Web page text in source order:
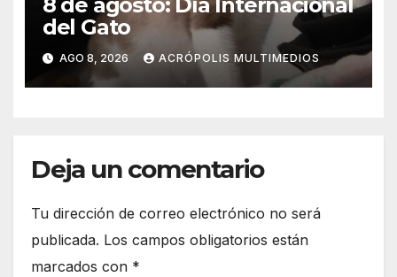
del Gato
AGO 8, 2026 ACRÓPOLIS MULTIMEDIOS
Deja un comentario
Tu dirección de correo electrónico no será
publicada. Los campos obligatorios están
marcados con *